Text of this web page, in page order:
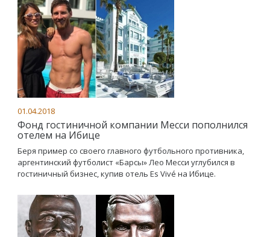
01.04.2018
Фонд гостиничной компании Месси пополнился
отелем на Ибице
Беря пример со своего главного футбольного противника,
аргентинский футболист «Барсы» Лео Месси углубился в
гостиничный бизнес, купив отель Es Vivé на Ибице.